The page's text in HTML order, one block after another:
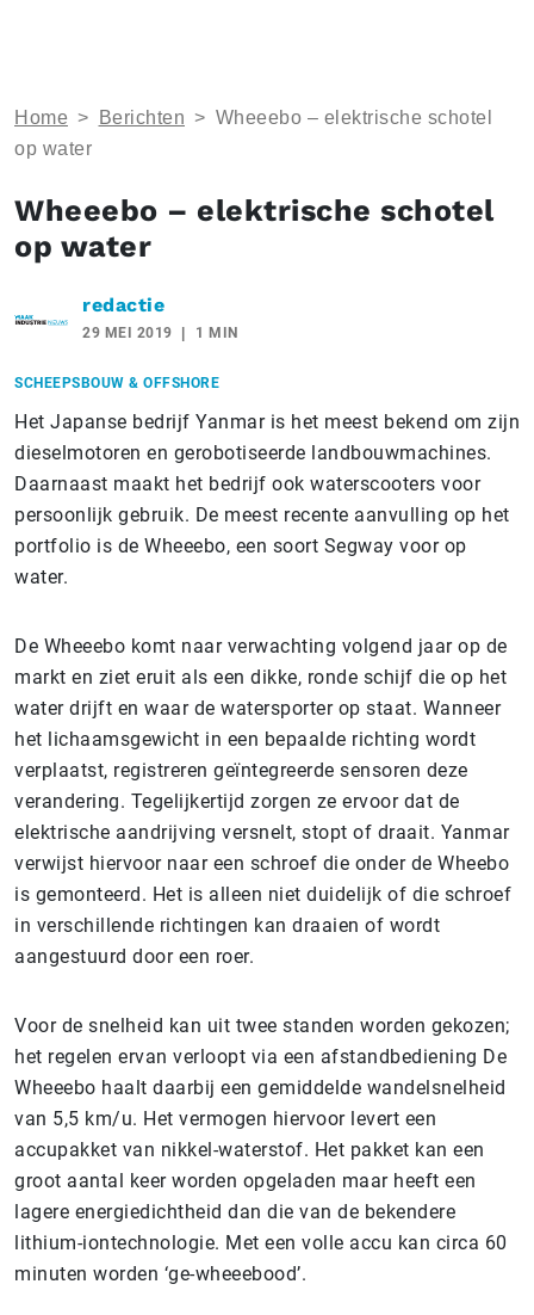
Home > Berichten > Wheeebo – elektrische schotel
op water
Wheeebo – elektrische schotel
op water
redactie
29 MEI 2019 1 MIN
SCHEEPSBOUW & OFFSHORE
Het Japanse bedrijf Yanmar is het meest bekend om zijn
dieselmotoren en gerobotiseerde landbouwmachines.
Daarnaast maakt het bedrijf ook waterscooters voor
persoonlijk gebruik. De meest recente aanvulling op het
portfolio is de Wheeebo, een soort Segway voor op
water.
De Wheeebo komt naar verwachting volgend jaar op de
markt en ziet eruit als een dikke, ronde schijf die op het
water drijft en waar de watersporter op staat. Wanneer
het lichaamsgewicht in een bepaalde richting wordt
verplaatst, registreren geïntegreerde sensoren deze
verandering. Tegelijkertijd zorgen ze ervoor dat de
elektrische aandrijving versnelt, stopt of draait. Yanmar
verwijst hiervoor naar een schroef die onder de Wheebo
is gemonteerd. Het is alleen niet duidelijk of die schroef
in verschillende richtingen kan draaien of wordt
aangestuurd door een roer.
Voor de snelheid kan uit twee standen worden gekozen;
het regelen ervan verloopt via een afstandbediening De
Wheeebo haalt daarbij een gemiddelde wandelsnelheid
van 5,5 km/u. Het vermogen hiervoor levert een
accupakket van nikkel-waterstof. Het pakket kan een
groot aantal keer worden opgeladen maar heeft een
lagere energiedichtheid dan die van de bekendere
lithium-iontechnologie. Met een volle accu kan circa 60
minuten worden ‘ge-wheeebood’.